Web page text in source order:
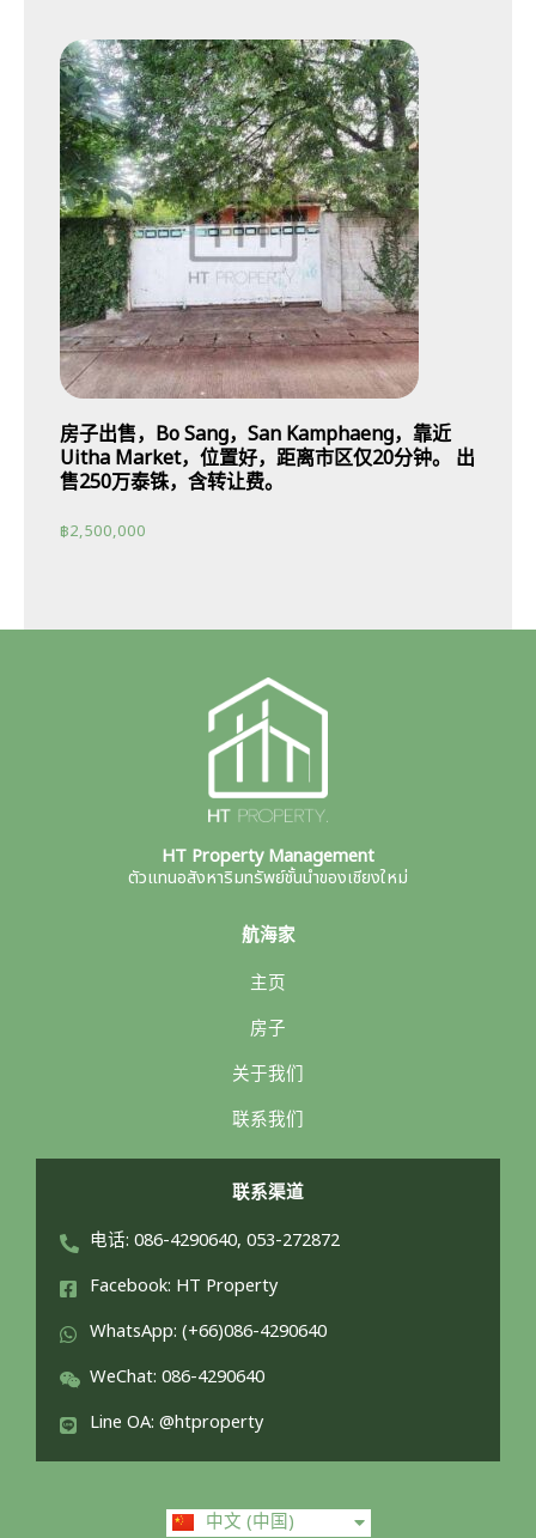
房子出售，Bo Sang，San Kamphaeng，靠近
Uitha Market，位置好，距离市区仅20分钟。 出
售250万泰铢，含转让费。
฿2,500,000
HT Property Management
ตัวแทนอสังหาริมทรัพย์ชั้นนำของเชียงใหม่
航海家
主页
房子
关于我们
联系我们
联系渠道
电话: 086-4290640, 053-272872
Facebook: HT Property
WhatsApp: (+66)086-4290640
WeChat: 086-4290640
Line OA: @htproperty
中文 (中国)
English